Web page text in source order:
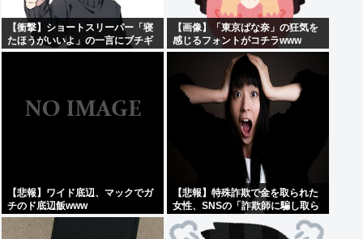
【衝撃】ショートスリーパー「寝
たほうがいいよ」の一言にブチギ
レwww(※動画あり)
【画像】「東京ばな奈」の狂気を
感じるフォントがコチラwww
【悲報】ワイド底辺、マックでガ
チのド底辺飯www
【悲報】特殊詐欺で金を取られた
女性、SNSの「詐欺師に騙し取ら
れたお金、取り戻せます」」に釣
られさらに240万円失うwww